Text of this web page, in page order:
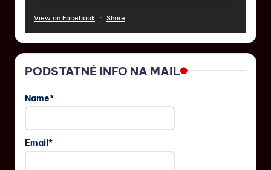
View on Facebook · Share
PODSTATNÉ INFO NA MAIL
Name*
Email*